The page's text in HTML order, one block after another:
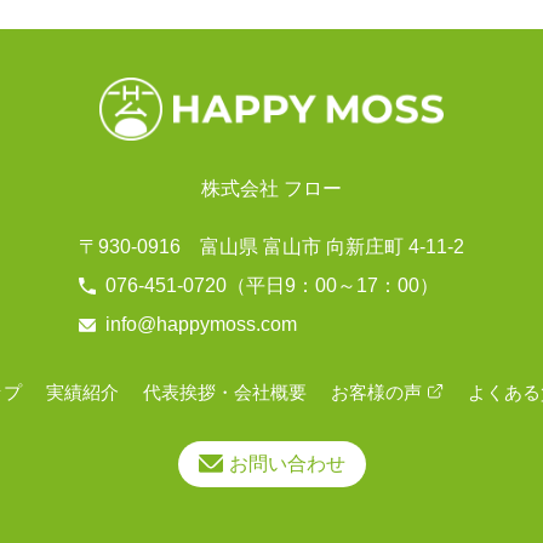
株式会社 フロー
〒930-0916 富山県 富山市 向新庄町 4-11-2
076-451-0720 （平日9：00～17：00）
info@happymoss.com
実績紹介 代表挨拶・会社概要 お客様の声 よくあ
お問い合わせ